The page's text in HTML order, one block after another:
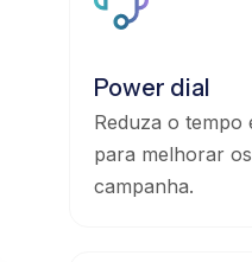
Power dial
Reduza o tempo
para melhorar
campanha.